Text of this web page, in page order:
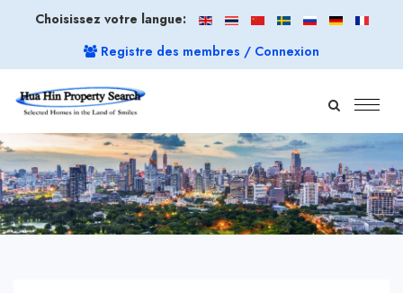
Choisissez votre langue:
Registre des membres / Connexion